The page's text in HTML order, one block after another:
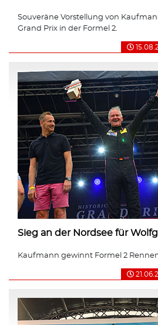
Souveräne Vorstellung von
Grand Prix in der Formel 2.
Sieg an der Nordsee für
Kaufmann gewinnt Formel 2